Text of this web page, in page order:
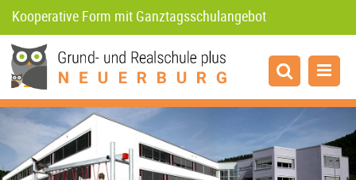
Kooperative Form mit Ganztagsschulangebot
News